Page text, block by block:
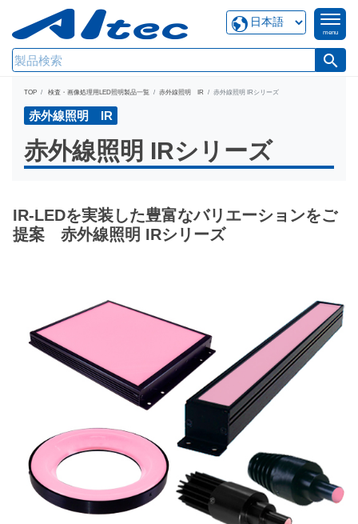
menu
search
TOP 検査・画像処理用LED照明製品一覧 赤外線照明 IR 赤外線照明 IRシリーズ
赤外線照明 IR
赤外線照明 IRシリーズ
IR-LEDを実装した豊富なバリエーションをご
提案 赤外線照明 IRシリーズ